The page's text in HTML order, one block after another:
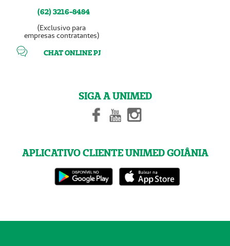
(62) 3216-8484
(Exclusivo para
empresas contratantes)
CHAT ONLINE PJ
SIGA A UNIMED
APLICATIVO CLIENTE UNIMED GOIÂNIA